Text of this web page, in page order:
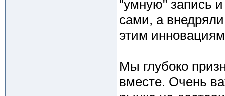
"умную" запись
сами, а
этим
Мы глубоко
вместе. Очень